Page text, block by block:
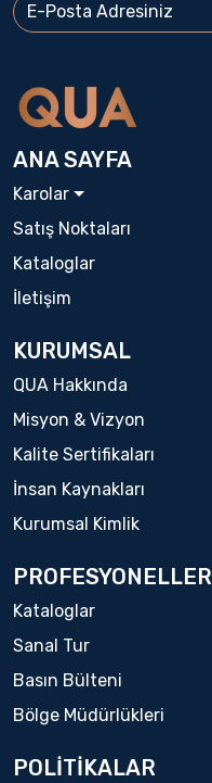
ANA SAYFA
Karolar
Satış Noktaları
Kataloglar
İletişim
KURUMSAL
QUA Hakkında
Misyon & Vizyon
Kalite Sertifikaları
İnsan Kaynakları
Kurumsal Kimlik
PROFESYONELLER
Kataloglar
Sanal Tur
Basın Bülteni
Bölge Müdürlükleri
POLİTİKALAR